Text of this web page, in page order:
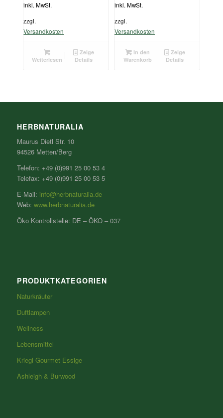
inkl. MwSt.
zzgl.
Versandkosten
Weiterlesen
Zeige
Details
inkl. MwSt.
zzgl.
Versandkosten
In den
Warenkorb
Zeige
Details
HERBNATURALIA
Maurus Dietl Str. 10
94526 Metten/Berg
Telefon: +49 (0)991 25 00 53 4
Telefax: +49 (0)991 25 00 53 5
E-Mail: info@herbnaturalia.de
Web: www.herbnaturalia.de
Öko Kontrollstelle: DE – ÖKO – 037
PRODUKTKATEGORIEN
Naturkräuter
Duftlampen
Wellness
Lebensmittel
Kriegl Gourmet Essige
Ashleigh & Burwood